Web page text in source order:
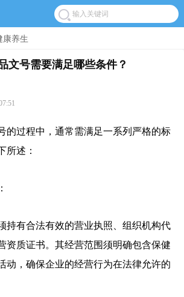
康养生
文号需要满足哪些条件？
的过程中，通常需满足一系列严格的标
所述：
持有合法有效的营业执照、组织机构代
资质证书。其经营范围须明确包含保健
动，确保企业的经营行为在法律允许的